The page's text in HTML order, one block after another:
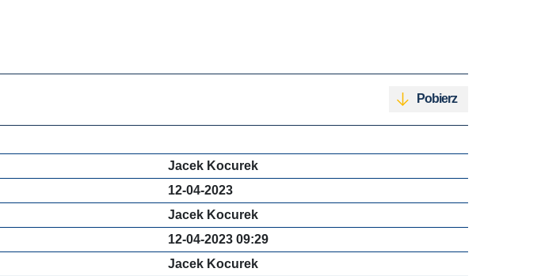
Pobierz
Jacek Kocurek
12-04-2023
Jacek Kocurek
12-04-2023 09:29
Jacek Kocurek